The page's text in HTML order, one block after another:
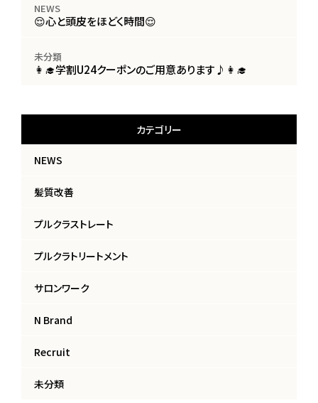
NEWS
😌心と頭皮をほどく時間😌
未分類
👩‍🎓学割U24クーポンのご用意あります♪👩‍🎓
カテゴリー
NEWS
髪質改善
プルクラストレート
プルクラトリートメント
サロンワーク
N Brand
Recruit
未分類